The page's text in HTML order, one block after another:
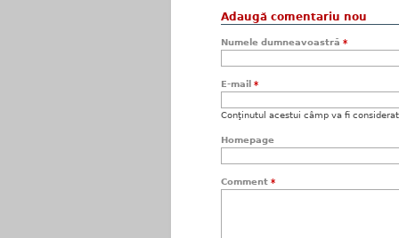
Adaugă comentariu nou
Numele dumneavoastră *
E-mail *
Conţinutul acestui câmp va fi
Homepage
Comment *